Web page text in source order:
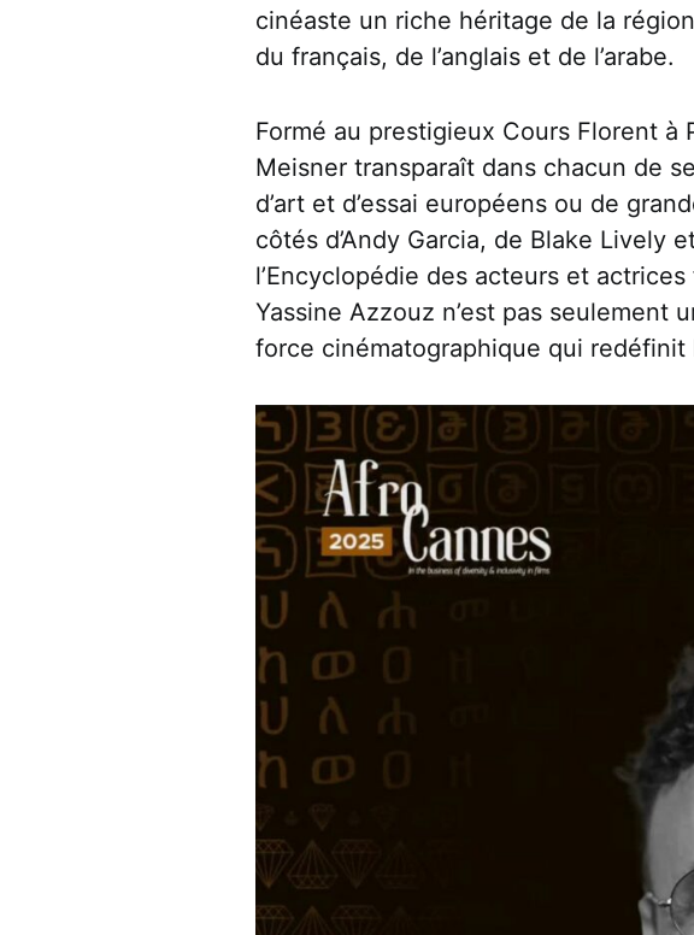
cinéaste un riche héritage de la
du français, de l’anglais et de l’arabe.
Formé au prestigieux Cours Florent à
Meisner transparaît dans chacun de
d’art et d’essai européens ou de
côtés d’Andy Garcia, de Blake Lively
l’Encyclopédie des acteurs et actrices
Yassine Azzouz n’est pas seulement
force cinématographique qui redéfinit